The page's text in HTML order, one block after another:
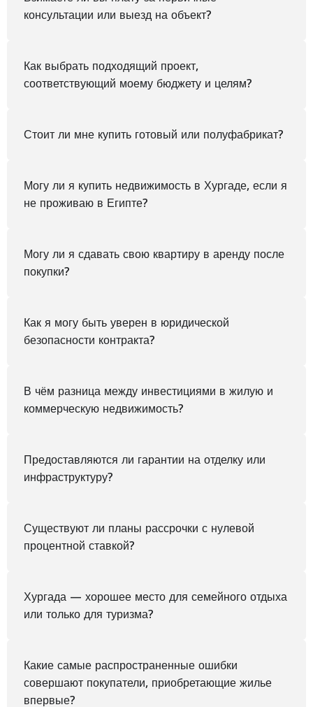
консультации или выезд на объект?
Как выбрать подходящий проект,
соответствующий моему бюджету и целям?
Стоит ли мне купить готовый или полуфабрикат?
Могу ли я купить недвижимость в Хургаде, если я
не проживаю в Египте?
Могу ли я сдавать свою квартиру в аренду после
покупки?
Как я могу быть уверен в юридической
безопасности контракта?
В чём разница между инвестициями в жилую и
коммерческую недвижимость?
Предоставляются ли гарантии на отделку или
инфраструктуру?
Существуют ли планы рассрочки с нулевой
процентной ставкой?
Хургада — хорошее место для семейного отдыха
или только для туризма?
Какие самые распространенные ошибки
совершают покупатели, приобретающие жилье
впервые?